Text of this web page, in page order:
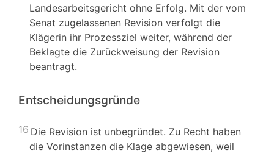
Landesarbeitsgericht ohne Erfolg. Mit der vom
Senat zugelassenen Revision verfolgt die
Klägerin ihr Prozessziel weiter, während der
Beklagte die Zurückweisung der Revision
beantragt.
Entscheidungsgründe
16 Die Revision ist unbegründet. Zu Recht haben
die Vorinstanzen die Klage abgewiesen, weil